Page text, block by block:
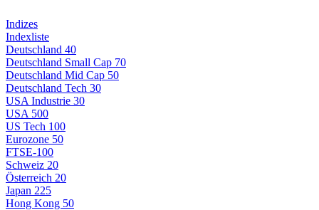
Indizes
Indexliste
Deutschland 40
Deutschland Small Cap 70
Deutschland Mid Cap 50
Deutschland Tech 30
USA Industrie 30
USA 500
US Tech 100
Eurozone 50
FTSE-100
Schweiz 20
Österreich 20
Japan 225
Hong Kong 50